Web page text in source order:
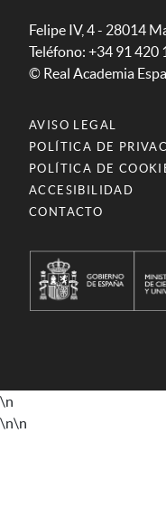
Felipe IV, 4 - 28014
Teléfono: +34 91 420
© Real Academia
AVISO LEGAL
POLÍTICA DE
POLÍTICA DE
ACCESIBILIDAD
CONTACTO
\n
\n\n